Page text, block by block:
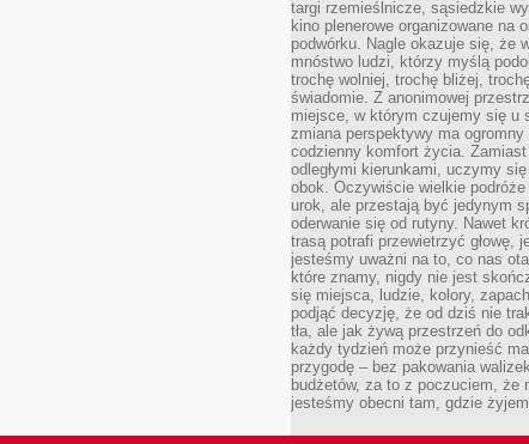
targi rzemieślnicze, sąsiedzkie
kino plenerowe organizowane na
podwórku. Nagle okazuje się, że
mnóstwo ludzi, którzy myślą
trochę wolniej, trochę bliżej,
świadomie. Z anonimowej
miejsce, w którym czujemy się u
zmiana perspektywy ma ogromny
codzienny komfort życia.
odległymi kierunkami, uczymy
obok. Oczywiście wielkie
urok, ale przestają być jedynym
oderwanie się od rutyny. Nawet
trasą potrafi przewietrzyć głowę,
jesteśmy uważni na to, co nas
które znamy, nigdy nie jest
się miejsca, ludzie, kolory,
podjąć decyzję, że od dziś nie
tła, ale jak żywą przestrzeń do
każdy tydzień może przynieść
przygodę – bez pakowania
budżetów, za to z poczuciem, że
jesteśmy obecni tam, gdzie